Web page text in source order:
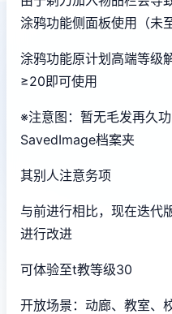
涂鸦功能侧面板使用（未
涂鸦功能原计划高端等级
≥20即可使用
※注意图 ：暂无毛发再久
SavedImage档案夹
其别人注意务项
与前进行相比，现在迭代
进行改进
可体验至t教等级30
开放场景：动廊、教室、